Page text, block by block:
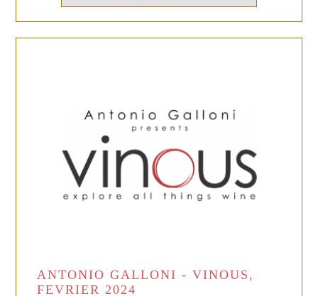
ANTONIO GALLONI - VINOUS,
FEVRIER 2024